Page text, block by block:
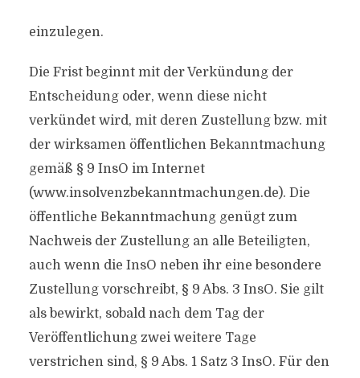
einzulegen.
Die Frist beginnt mit der Verkündung der
Entscheidung oder, wenn diese nicht
verkündet wird, mit deren Zustellung bzw. mit
der wirksamen öffentlichen Bekanntmachung
gemäß § 9 InsO im Internet
(www.insolvenzbekanntmachungen.de). Die
öffentliche Bekanntmachung genügt zum
Nachweis der Zustellung an alle Beteiligten,
auch wenn die InsO neben ihr eine besondere
Zustellung vorschreibt, § 9 Abs. 3 InsO. Sie gilt
als bewirkt, sobald nach dem Tag der
Veröffentlichung zwei weitere Tage
verstrichen sind, § 9 Abs. 1 Satz 3 InsO. Für den